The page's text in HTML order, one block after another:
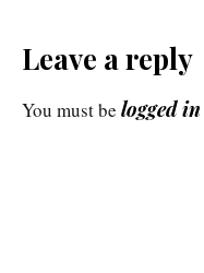
Leave a reply
You must be logged in